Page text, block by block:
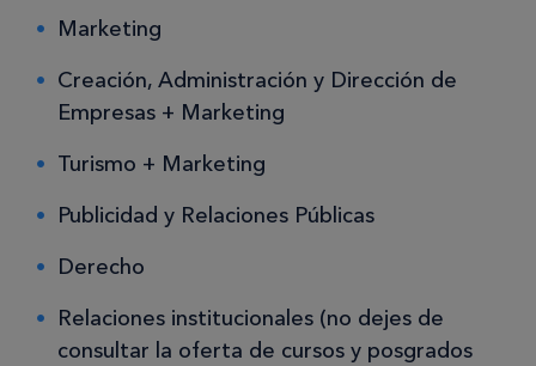
Marketing
Creación, Administración y Dirección de
Empresas + Marketing
Turismo + Marketing
Publicidad y Relaciones Públicas
Derecho
Relaciones institucionales (no dejes de
consultar la oferta de cursos y posgrados